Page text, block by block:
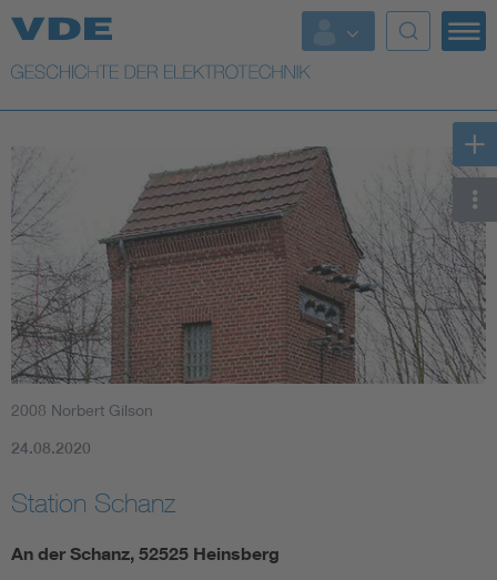
Top Themen
Weitere Themen
2008 Norbert Gilson
24.08.2020
Station Schanz
An der Schanz, 52525 Heinsberg